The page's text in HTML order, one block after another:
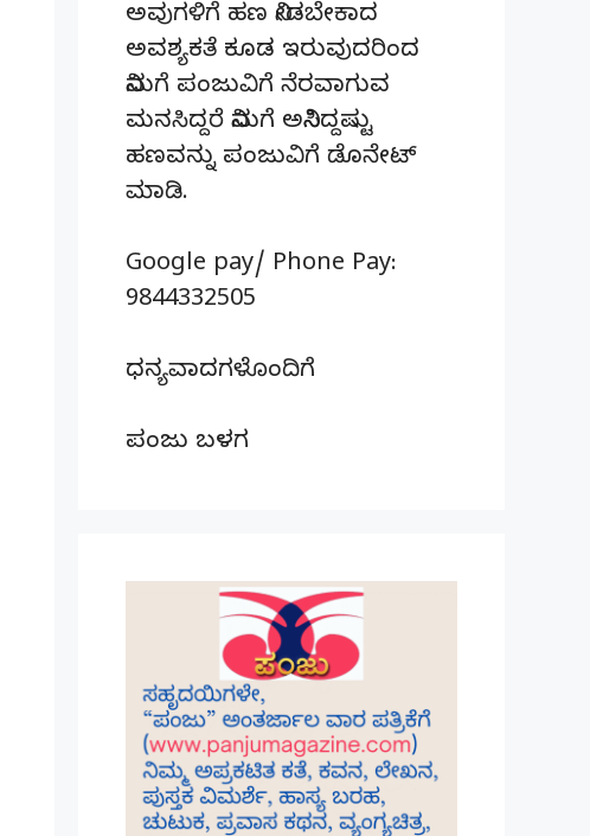
ಅವುಗಳಿಗೆ ಹಣ ನೀಡಬೇಕಾದ
ಅವಶ್ಯಕತೆ ಕೂಡ ಇರುವುದರಿಂದ
ನಿಮಗೆ ಪಂಜುವಿಗೆ ನೆರವಾಗುವ
ಮನಸಿದ್ದರೆ ನಿಮಗೆ ಅನಿಸಿದ್ದಷ್ಟು
ಹಣವನ್ನು ಪಂಜುವಿಗೆ ಡೊನೇಟ್‌
ಮಾಡಿ.
Google pay/ Phone Pay:
9844332505
ಧನ್ಯವಾದಗಳೊಂದಿಗೆ
ಪಂಜು ಬಳಗ